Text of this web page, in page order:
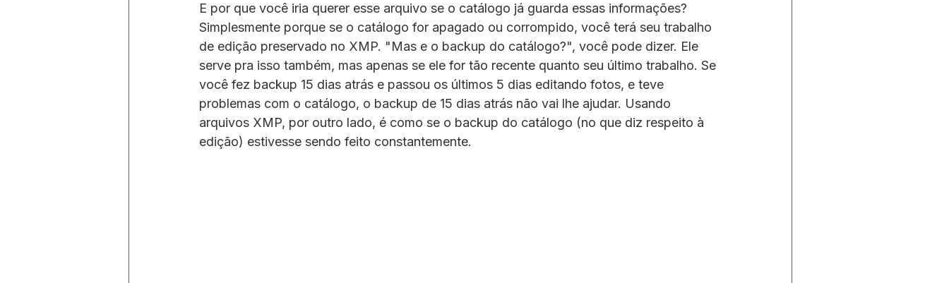
E por que você iria querer esse arquivo se o catálogo já guarda essas informações?
Simplesmente porque se o catálogo for apagado ou corrompido, você terá seu trabalho
de edição preservado no XMP. "Mas e o backup do catálogo?", você pode dizer. Ele
serve pra isso também, mas apenas se ele for tão recente quanto seu último trabalho. Se
você fez backup 15 dias atrás e passou os últimos 5 dias editando fotos, e teve
problemas com o catálogo, o backup de 15 dias atrás não vai lhe ajudar. Usando
arquivos XMP, por outro lado, é como se o backup do catálogo (no que diz respeito à
edição) estivesse sendo feito constantemente.